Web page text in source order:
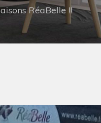
RéaBelle !!